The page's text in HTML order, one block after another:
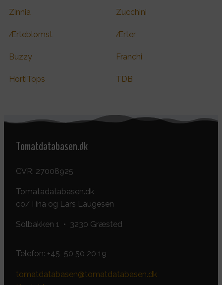
Zinnia Zucchini
Ærteblomst Ærter
Buzzy Franchi
HortiTops TDB
Tomatdatabasen.dk
CVR: 27008925
Tomatadatabasen.dk
co/Tina og Lars Laugesen
Solbakken 1 • 3230 Græsted
Telefon: +45 50 50 20 19
tomatdatabasen@tomatdatabasen.dk